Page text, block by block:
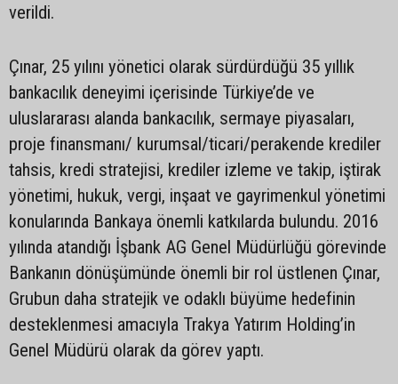
verildi.
Çınar, 25 yılını yönetici olarak sürdürdüğü 35 yıllık
bankacılık deneyimi içerisinde Türkiye’de ve
uluslararası alanda bankacılık, sermaye piyasaları,
proje finansmanı/ kurumsal/ticari/perakende krediler
tahsis, kredi stratejisi, krediler izleme ve takip, iştirak
yönetimi, hukuk, vergi, inşaat ve gayrimenkul yönetimi
konularında Bankaya önemli katkılarda bulundu. 2016
yılında atandığı İşbank AG Genel Müdürlüğü görevinde
Bankanın dönüşümünde önemli bir rol üstlenen Çınar,
Grubun daha stratejik ve odaklı büyüme hedefinin
desteklenmesi amacıyla Trakya Yatırım Holding’in
Genel Müdürü olarak da görev yaptı.